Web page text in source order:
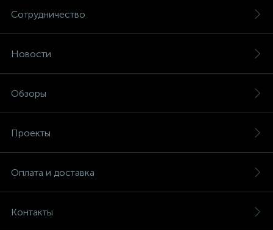
Сотрудничество
Новости
Обзоры
Проекты
Оплата и доставка
Контакты